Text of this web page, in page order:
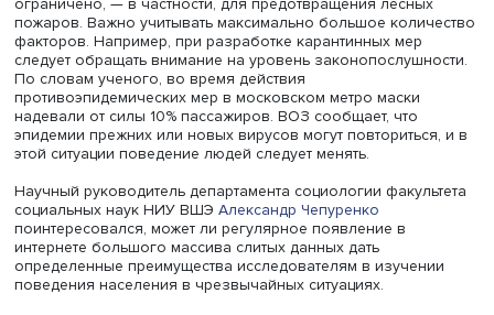
Другие разработки центра были использованы
отечественными и зарубежными банками для оценки
значимости клиентов и их отдельных групп,
потребительских циклов и, наконец, для эффективного
подбора персонала.